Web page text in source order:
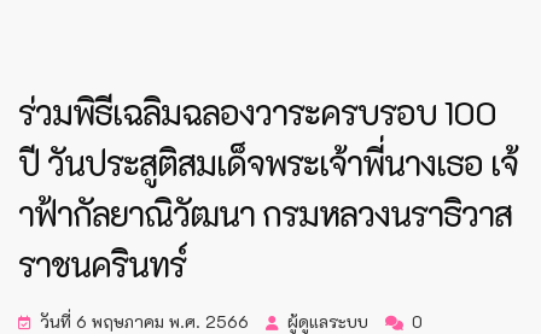
ร่วมพิธีเฉลิมฉลองวาระครบรอบ 100
ปี วันประสูติสมเด็จพระเจ้าพี่นางเธอ เจ้
าฟ้ากัลยาณิวัฒนา กรมหลวงนราธิวาส
ราชนครินทร์
วันที่ 6 พฤษภาคม พ.ศ. 2566 ผู้ดูแลระบบ 0